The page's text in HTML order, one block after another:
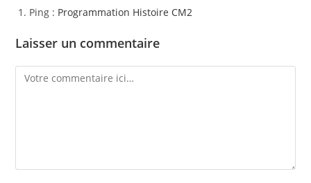
Ping : Programmation Histoire CM2
Laisser un commentaire